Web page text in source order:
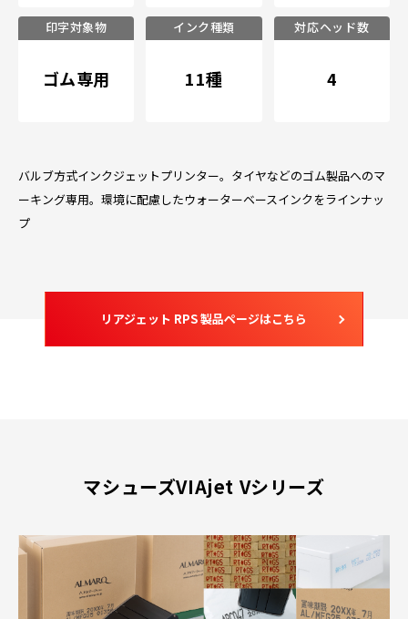
印字対象物
ゴム専用
インク種類
11種
対応ヘッド数
4
バルブ方式インクジェットプリンター。タイヤなどのゴム製品へのマ
ーキング専用。環境に配慮したウォーターベースインクをラインナッ
プ
リアジェット RPS 製品ページはこちら
マシューズVIAjet Vシリーズ